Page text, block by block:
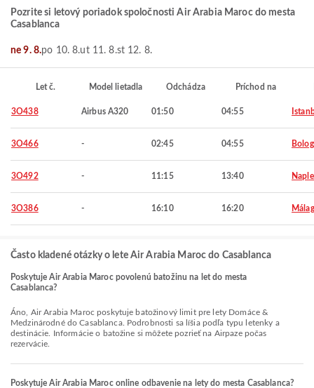
Pozrite si letový poriadok spoločnosti Air Arabia Maroc do mesta
Casablanca
ne 9. 8.po 10. 8.ut 11. 8.st 12. 8.
Let č. Model lietadla Odchádza Príchod na
3O438 Airbus A320 01:50 04:55
3O466 - 02:45 04:55
3O492 - 11:15 13:40
3O386 - 16:10 16:20
Často kladené otázky o lete Air Arabia Maroc do Casablanca
Poskytuje Air Arabia Maroc povolenú batožinu na let do mesta
Casablanca?
Áno, Air Arabia Maroc poskytuje batožinový limit pre lety Domáce &
Medzinárodné do Casablanca. Podrobnosti sa líšia podľa typu letenky a
destinácie. Informácie o batožine si môžete pozrieť na Airpaze počas
rezervácie.
Poskytuje Air Arabia Maroc online odbavenie na lety do mesta Casablanca?